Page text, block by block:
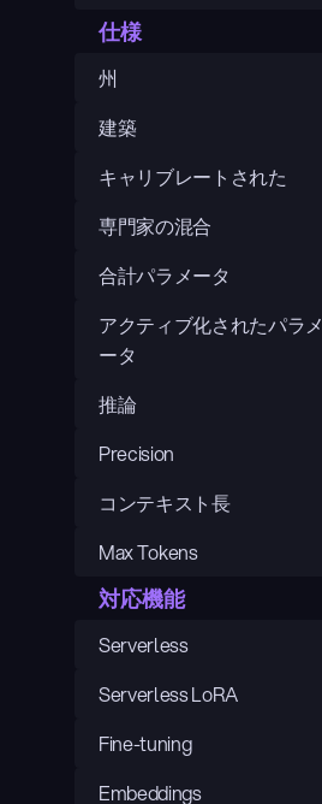
仕様
州
建築
キャリブレートされた
専門家の混合
合計パラメータ
アクティブ化されたパラメ
ータ
推論
Precision
コンテキスト長
Max Tokens
対応機能
Serverless
Serverless LoRA
Fine-tuning
Embeddings